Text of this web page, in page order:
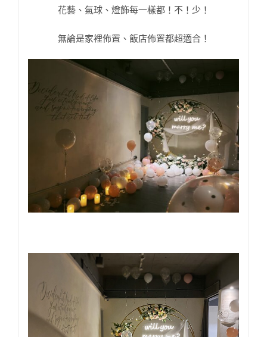
花藝、氣球、燈飾每一樣都！不！少！
無論是家裡佈置、飯店佈置都超適合！